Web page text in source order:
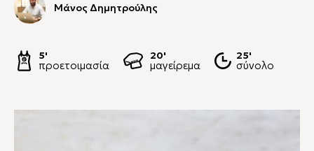
Μάνος Δημητρούλης
5'
προετοιμασία
20'
μαγείρεμα
25'
σύνολο